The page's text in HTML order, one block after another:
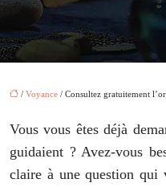
/ Voyance / Consultez gratuitement
Vous vous êtes déjà
guidaient ? Avez-vous
claire à une question qui